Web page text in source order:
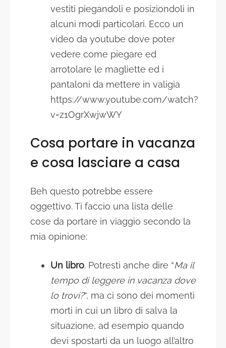
vestiti piegandoli e posiziondoli in
alcuni modi particolari. Ecco un
video da youtube dove poter
vedere come piegare ed
arrotolare le magliette ed i
pantaloni da mettere in valigia
https://www.youtube.com/watch?
v=z1OgrXwjwWY
Cosa portare in vacanza
e cosa lasciare a casa
Beh questo potrebbe essere
oggettivo. Ti faccio una lista delle
cose da portare in viaggio secondo la
mia opinione:
Un libro. Potresti anche dire “Ma il
tempo di leggere in vacanza dove
lo trovi?“, ma ci sono dei momenti
morti in cui un libro di salva la
situazione, ad esempio quando
devi spostarti da un luogo all’altro